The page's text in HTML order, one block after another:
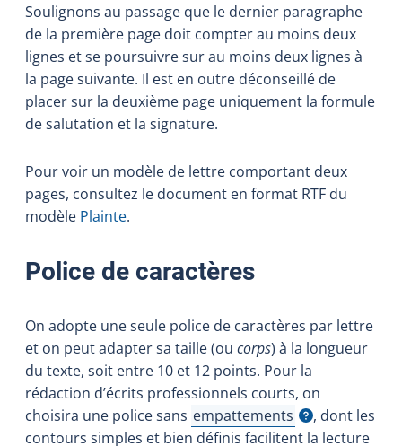
Soulignons au passage que le dernier paragraphe
de la première page doit compter au moins deux
lignes et se poursuivre sur au moins deux lignes à
la page suivante. Il est en outre déconseillé de
placer sur la deuxième page uniquement la formule
de salutation et la signature.
Pour voir un modèle de lettre comportant deux
pages, consultez le document en format RTF du
modèle Plainte.
Police de caractères
On adopte une seule police de caractères par lettre
et on peut adapter sa taille (ou corps) à la longueur
du texte, soit entre 10 et 12 points. Pour la
rédaction d’écrits professionnels courts, on
choisira une police sans empattements
Afficher l'infobulle, dont les
contours simples et bien définis facilitent la lecture